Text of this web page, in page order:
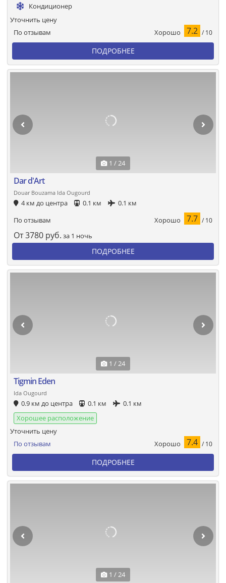
Кондиционер
По отзывам Хорошо 7.2 / 10
Уточнить цену
ПОДРОБНЕЕ
1 / 24
Dar d'Art
Douar Bouzama Ida Ougourd
4 км до центра 0.1 км
0.1 км
По отзывам
Хорошо 7.7 / 10
От3780 руб. за 1 ночь
ПОДРОБНЕЕ
1 / 24
Tigmin Eden
Ida Ougourd
0.9 км до центра 0.1 км
0.1 км
Хорошее расположение
По отзывам Хорошо 7.4 / 10
Уточнить цену
ПОДРОБНЕЕ
1 / 24